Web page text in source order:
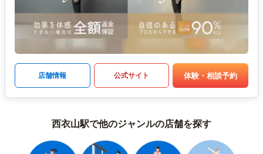
店舗情報 公式サイト 体験・相談予約
西衣山駅で他のジャンルの店舗を探す